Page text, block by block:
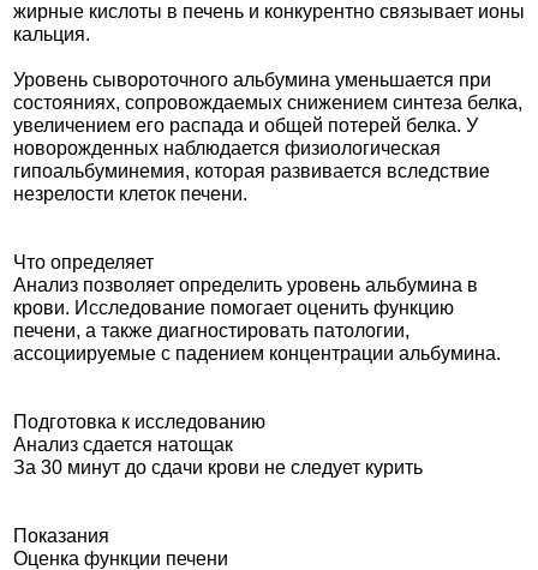
жирные кислоты в печень и конкурентно связывает ионы
кальция.
Уровень сывороточного альбумина уменьшается при
состояниях, сопровождаемых снижением синтеза белка,
увеличением его распада и общей потерей белка. У
новорожденных наблюдается физиологическая
гипоальбуминемия, которая развивается вследствие
незрелости клеток печени.
Что определяет
Анализ позволяет определить уровень альбумина в
крови. Исследование помогает оценить функцию
печени, а также диагностировать патологии,
ассоциируемые с падением концентрации альбумина.
Подготовка к исследованию
Анализ сдается натощак
За 30 минут до сдачи крови не следует курить
Показания
Оценка функции печени